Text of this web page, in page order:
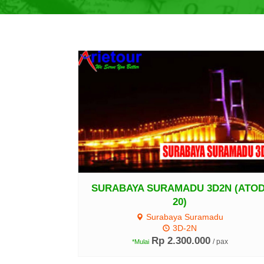
Lihat Detail
SURABAYA SURAMADU 3D2N
20)
Surabaya Suramadu
3D-2N
*Mulai Rp 2.300.000 / pax